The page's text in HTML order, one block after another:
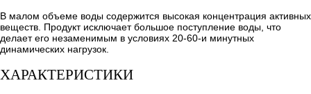
В малом объеме воды содержится высокая концентрация активных
веществ. Продукт исключает большое поступление воды, что
делает его незаменимым в условиях 20-60-и минутных
динамических нагрузок.
ХАРАКТЕРИСТИКИ